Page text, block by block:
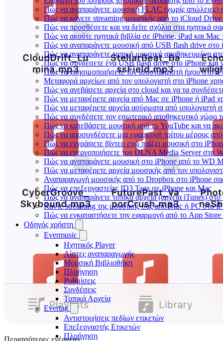
Πώς να αναπαράγετε μουσική FLAC (χωρίς απώλειες)
Πώς να κάνετε streaming μουσικής από το iCloud
Πώς να προσθέσετε και να δείτε σχόλια στα ηχητικά
Πώς να ακούτε ηχητικά βιβλία σε iPhone, iPad και
Πώς να αναπαράγετε μουσική από USB flash drive στο
Πώς να αναπαράγετε τοπική μουσική αποθηκευμένη
Πώς να συνδέσετε ένα USB flash drive στο iPhone και
Πώς να χρησιμοποιήσετε τον ισοσταθμιστή ήχου στο
Μεταφορά αρχείων από τον υπολογιστή στο iPhone
Πώς να ανεβάσετε αρχεία στο cloud και να τα
Πώς να μεταφέρετε αρχεία από Mac σε iPhone ή iPad
Πώς να μεταφέρετε αρχεία ασύρματα από υπολογιστή
Πώς να συνδέσετε τον εσωτερικό αποθηκευτικό
Πώς να κατεβάσετε μουσική από το YouTube και να
Πώς να αποσυνδέσετε μια εφαρμογή τρίτου μέρους
Πώς να εγγράψετε βίντεο ενώ παίζει μουσική στο
Πώς να ενεργοποιήσετε τον DLNA Media Server στα
Πώς να αναπαράγετε μουσική στο iPhone από το WD
Πώς να μεταφέρετε αρχεία μουσικής από τον
Αναπαραγωγή μουσικής από το Dropbox στο iPhone
Πώς να επεξεργαστείτε ID3 Tags σε iPhone και Mac
Πώς να αναπαράγετε τοπικά αρχεία (αρχεία iTunes)
Κάντε streaming της μουσικής σας από Mac ή PC στο
Πώς να εγκαταστήσετε την εφαρμογή από το App Store
Οδηγός χρήστη
Evermusic
Ηχητικός Player
Λίστες αναπαραγωγής
Μουσική Βιβλιοθήκη
Πλοήγηση
Ρυθμίσεις
Συνδέσεις
Τοπικά Αρχεία
Evertag
Αντιστοιχίσεις πεδίων ετικετών
Επεξεργαστής Ετικετών
Πλοήγηση
Περισσότερες ενέργειες